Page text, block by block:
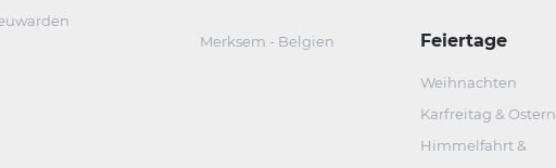
Merksem - Belgien Feiertage
Weihnachten
Karfreitag & Ostern
Himmelfahrt &